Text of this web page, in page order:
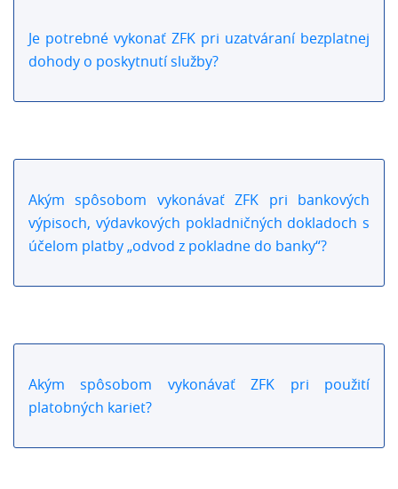
Je potrebné vykonať ZFK pri uzatváraní bezplatnej
dohody o poskytnutí služby?
Akým spôsobom vykonávať ZFK pri bankových
výpisoch, výdavkových pokladničných dokladoch s
účelom platby „odvod z pokladne do banky“?
Akým spôsobom vykonávať ZFK pri použití
platobných kariet?